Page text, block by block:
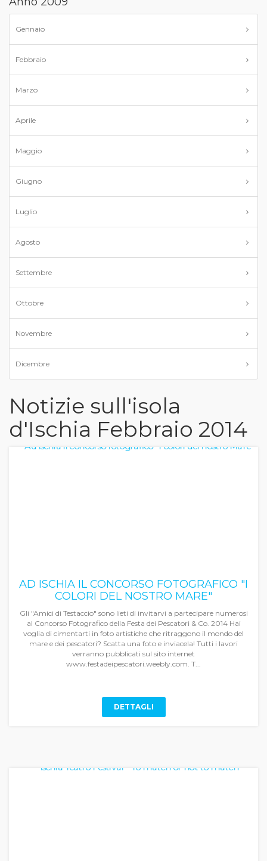
Gennaio
Febbraio
Marzo
Aprile
Maggio
Giugno
Luglio
Agosto
Settembre
Ottobre
Novembre
Dicembre
Notizie sull'isola
d'Ischia Febbraio 2014
AD ISCHIA IL CONCORSO FOTOGRAFICO "I
COLORI DEL NOSTRO MARE"
Gli "Amici di Testaccio" sono lieti di invitarvi a partecipare numerosi
al Concorso Fotografico della Festa dei Pescatori & Co. 2014 Hai
voglia di cimentarti in foto artistiche che ritraggono il mondo del
mare e dei pescatori? Scatta una foto e inviacela! Tutti i lavori
verranno pubblicati sul sito internet
www.festadeipescatori.weebly.com. T...
DETTAGLI